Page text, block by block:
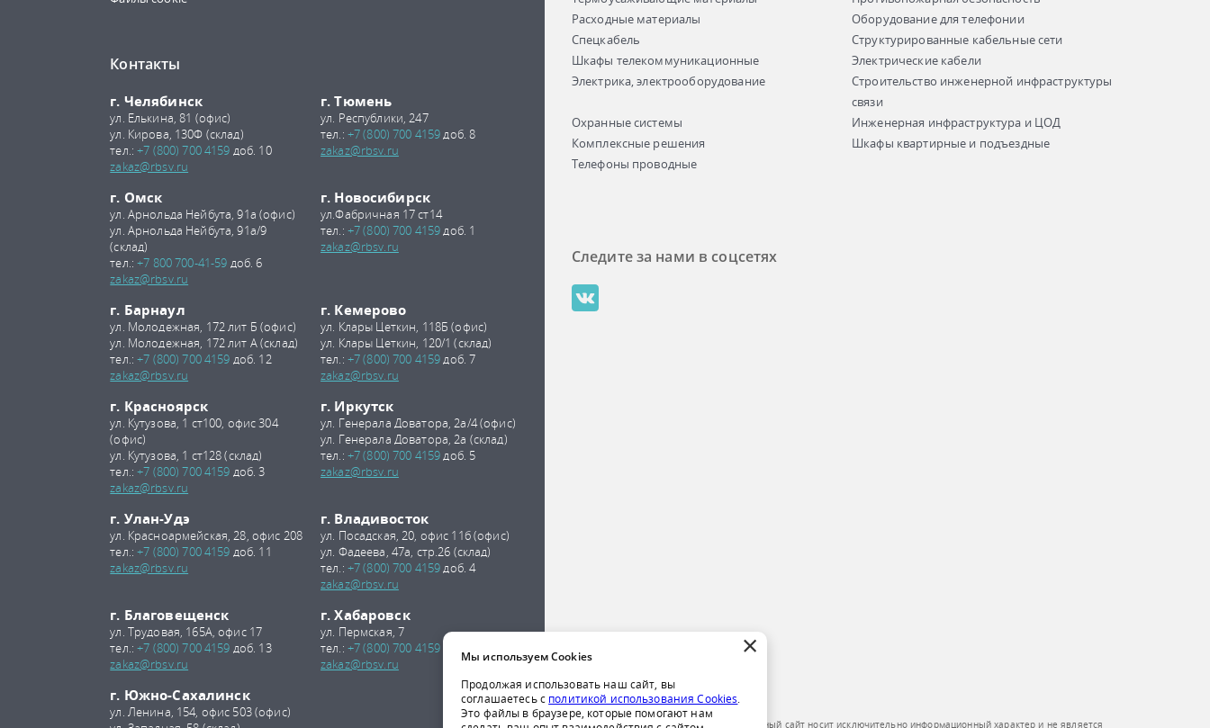
Контакты
г. Челябинск
ул. Елькина, 81 (офис)
ул. Кирова, 130Ф (склад)
тел.:+7 (800) 700 4159 доб. 10
zakaz@rbsv.ru
г. Тюмень
ул. Республики, 247
тел.: +7 (800) 700 4159доб. 8
zakaz@rbsv.ru
г. Омск
ул. Арнольда Нейбута, 91а (офис)
ул. Арнольда Нейбута, 91а/9
(склад)
тел.:+7 800 700-41-59 доб. 6
zakaz@rbsv.ru
г. Новосибирск
ул.Фабричная 17 ст14
тел.: +7 (800) 700 4159доб. 1
zakaz@rbsv.ru
г. Барнаул
ул. Молодежная, 172 лит Б (офис)
ул. Молодежная, 172 лит А (склад)
тел.:+7 (800) 700 4159 доб. 12
zakaz@rbsv.ru
г. Кемерово
ул. Клары Цеткин, 118Б (офис)
ул. Клары Цеткин, 120/1 (склад)
тел.: +7 (800) 700 4159доб. 7
zakaz@rbsv.ru
г. Красноярск
ул. Кутузова, 1 ст100, офис 304
(офис)
ул. Кутузова, 1 ст128 (склад)
тел.:+7 (800) 700 4159 доб. 3
zakaz@rbsv.ru
г. Иркутск
ул. Генерала Доватора, 2а/4 (офис)
ул. Генерала Доватора, 2а (склад)
тел.: +7 (800) 700 4159доб. 5
zakaz@rbsv.ru
г. Улан-Удэ
ул. Красноармейская, 28, офис 208
тел.:+7 (800) 700 4159 доб. 11
zakaz@rbsv.ru
г. Владивосток
ул. Посадская, 20, офис 11б (офис)
ул. Фадеева, 47а, стр.26 (склад)
тел.: +7 (800) 700 4159доб. 4
zakaz@rbsv.ru
г. Благовещенск
ул. Трудовая, 165А, офис 17
тел.:+7 (800) 700 4159 доб. 13
zakaz@rbsv.ru
г. Хабаровск
ул. Пермская, 7
тел.: +7 (800) 700 4159
zakaz@rbsv.ru
г. Южно-Сахалинск
ул. Ленина, 154, офис 503 (офис)
Расходные материалы
Оборудование для телефонии
Спецкабель
Структурированные кабельные сети
Шкафы телекоммуникационные
Электрические кабели
Электрика, электрооборудование
Строительство инженерной инфраструктуры
связи
Охранные системы
Инженерная инфраструктура и ЦОД
Комплексные решения
Шкафы квартирные и подъездные
Телефоны проводные
Следите за нами в соцсетях
Обращаем ваше внимание на то, что данный сайт носит исключительно информационный характер и не является
×
Мы используем Cookies
Продолжая использовать наш сайт, вы
соглашаетесь с политикой использования Cookies.
Это файлы в браузере, которые помогают нам